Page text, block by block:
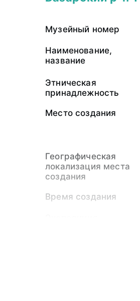
Музейный номер
Наименование,
название
Этническая
принадлежность
Место создания
Географическая
локализация места
создания
Время создания